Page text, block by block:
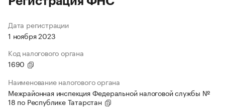
Дата регистрации
1 ноября 2023
Код налогового органа
1690
Наименование налогового органа
Межрайонная инспекция Федеральной налоговой службы №
18 по Республике Татарстан